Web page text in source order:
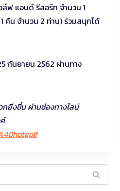
ฟ แอนด์ รีสอร์ท จำนวน 1
คืน จำนวน 2 ท่าน) ร่วมสนุกได้
กันยายน 2562 ผ่านทาง
ยิ่งขึ้น ผ่านช่องทางไลน์